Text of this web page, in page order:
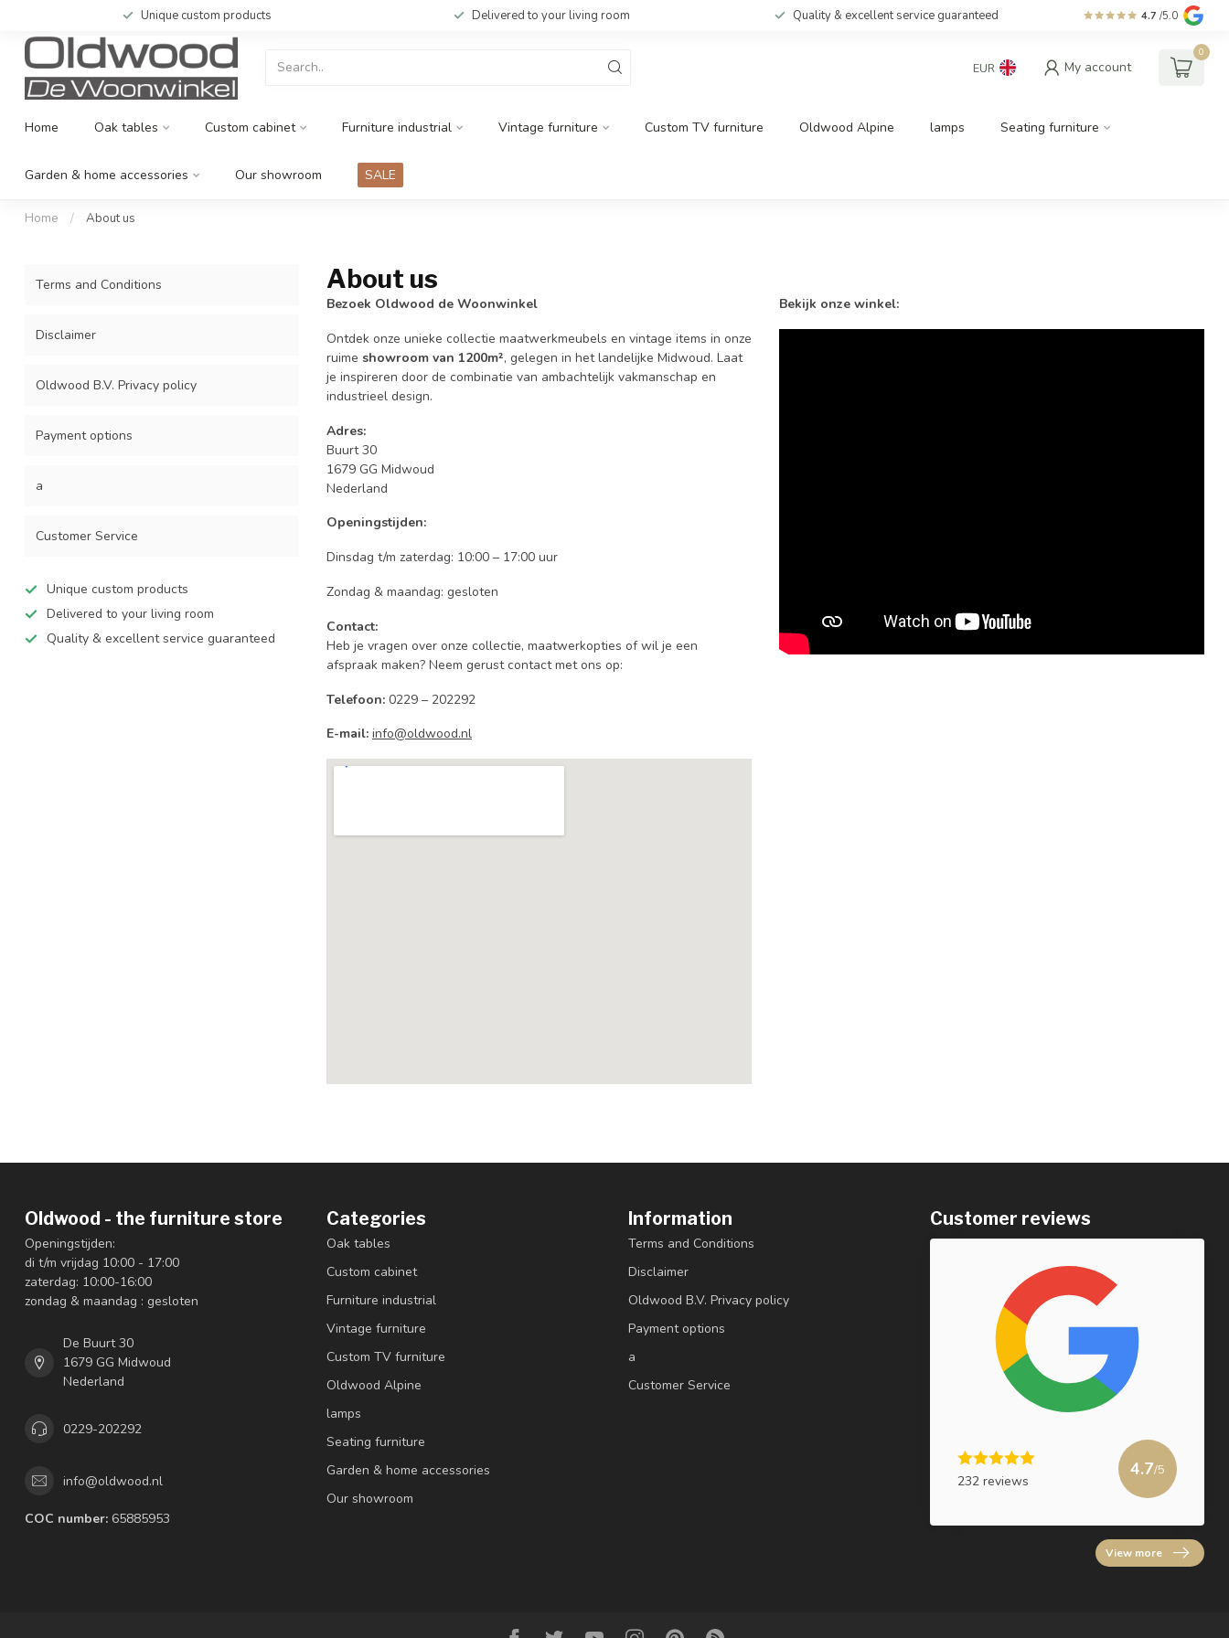
Unique custom products Delivered to your living room Quality & excellent service guaranteed 4.7 /5.0
EUR My account
0
Home Oak tables Custom cabinet Furniture industrial Vintage furniture Custom TV furniture Oldwood Alpine lamps Seating furniture
Garden & home accessories Our showroom SALE
Home / About us
Terms and Conditions
Disclaimer
Oldwood B.V. Privacy policy
Payment options
a
Customer Service
Unique custom products
Delivered to your living room
Quality & excellent service guaranteed
About us
Bezoek Oldwood de Woonwinkel
Ontdek onze unieke collectie maatwerkmeubels en vintage items in onze
ruime showroom van 1200m², gelegen in het landelijke Midwoud. Laat
je inspireren door de combinatie van ambachtelijk vakmanschap en
industrieel design.
Adres:
Buurt 30
1679 GG Midwoud
Nederland
Openingstijden:
Dinsdag t/m zaterdag: 10:00 – 17:00 uur
Zondag & maandag: gesloten
Contact:
Heb je vragen over onze collectie, maatwerkopties of wil je een
afspraak maken? Neem gerust contact met ons op:
Telefoon: 0229 – 202292
E-mail: info@oldwood.nl
Bekijk onze winkel:
Oldwood - the furniture store
Openingstijden:
di t/m vrijdag 10:00 - 17:00
zaterdag: 10:00-16:00
zondag & maandag : gesloten
De Buurt 30
1679 GG Midwoud
Nederland
0229-202292
info@oldwood.nl
COC number: 65885953
Categories
Oak tables
Custom cabinet
Furniture industrial
Vintage furniture
Custom TV furniture
Oldwood Alpine
lamps
Seating furniture
Garden & home accessories
Our showroom
Information
Terms and Conditions
Disclaimer
Oldwood B.V. Privacy policy
Payment options
a
Customer Service
Customer reviews
232 reviews
4.7/5
View more